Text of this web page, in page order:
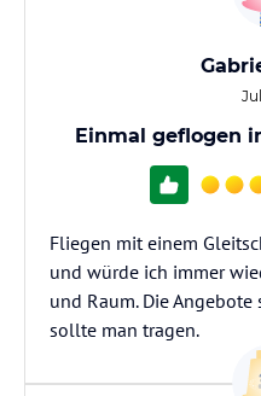
Einmal geflogen
Fliegen mit einem
und würde ich immer
und Raum. Die
sollte man tragen.